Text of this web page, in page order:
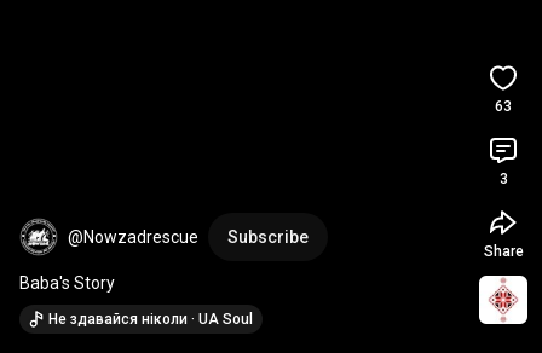
@Nowzadrescue Subscribe
Baba's Story
Не здавайся ніколи · UA Soul
63
3
Share